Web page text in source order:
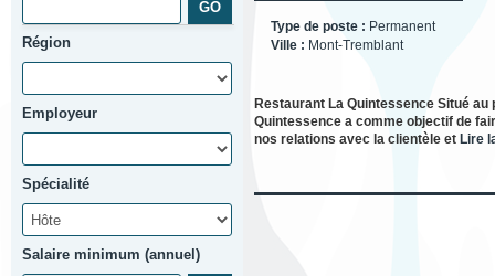
Région
Employeur
Spécialité
Salaire minimum (annuel)
Type de poste : Permanent
Ville : Mont-Tremblant
Restaurant La Quintessence Situé
Quintessence a comme objectif de
nos relations avec la clientèle et Lire